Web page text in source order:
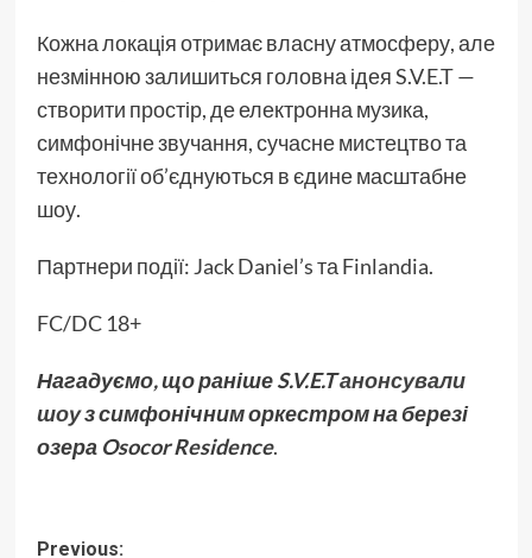
Кожна локація отримає власну атмосферу, але
незмінною залишиться головна ідея S.V.E.T —
створити простір, де електронна музика,
симфонічне звучання, сучасне мистецтво та
технології об’єднуються в єдине масштабне
шоу.
Партнери події: Jack Daniel’s та Finlandia.
FC/DC 18+
Нагадуємо, що раніше S.V.E.Tанонсували
шоуз симфонічним оркестром на березі
озера Osocor Residence.
Previous: